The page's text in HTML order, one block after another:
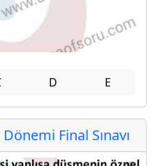
D E
Final Sınavı